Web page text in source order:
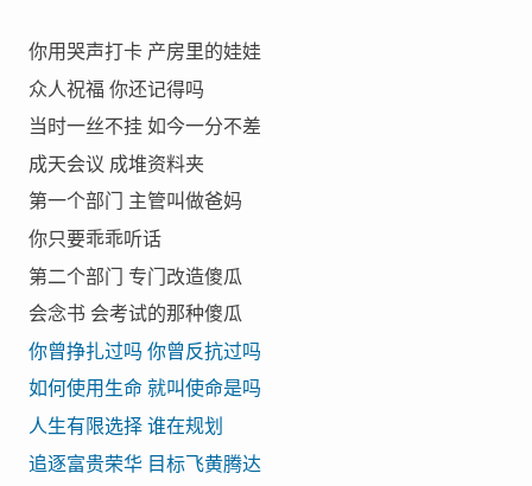
你用哭声打卡 产房里的娃娃
众人祝福 你还记得吗
当时一丝不挂 如今一分不差
成天会议 成堆资料夹
第一个部门 主管叫做爸妈
你只要乖乖听话
第二个部门 专门改造傻瓜
会念书 会考试的那种傻瓜
你曾挣扎过吗 你曾反抗过吗
如何使用生命 就叫使命是吗
人生有限选择 谁在规划
追逐富贵荣华 目标飞黄腾达